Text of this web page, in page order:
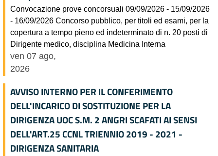
Convocazione prove concorsuali 09/09/2026 - 15/09/2026
- 16/09/2026 Concorso pubblico, per titoli ed esami, per la
copertura a tempo pieno ed indeterminato di n. 20 posti di
Dirigente medico, disciplina Medicina Interna
ven 07 ago,
2026
AVVISO INTERNO PER IL CONFERIMENTO
DELL'INCARICO DI SOSTITUZIONE PER LA
DIRIGENZA UOC S.M. 2 ANGRI SCAFATI AI SENSI
DELL'ART.25 CCNL TRIENNIO 2019 - 2021 -
DIRIGENZA SANITARIA